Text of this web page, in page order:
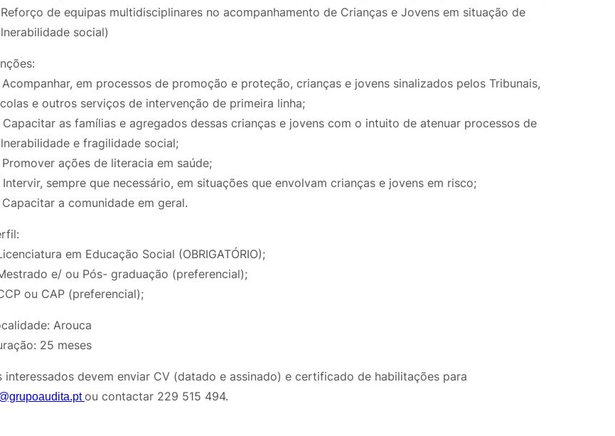
de equipas multidisciplinares no acompanhamento de Crianças e Jovens em situação de
social)
em processos de promoção e proteção, crianças e jovens sinalizados pelos Tribunais,
e outros serviços de intervenção de primeira linha;
Capacitar as famílias e agregados dessas crianças e jovens com o intuito de atenuar processos de
e fragilidade social;
ações de literacia em saúde;
sempre que necessário, em situações que envolvam crianças e jovens em risco;
a comunidade em geral.
em Educação Social (OBRIGATÓRIO);
e/ ou Pós- graduação (preferencial);
ou CAP (preferencial);
Arouca
25 meses
interessados devem enviar CV (datado e assinado) e certificado de habilitações para
ou contactar 229 515 494.